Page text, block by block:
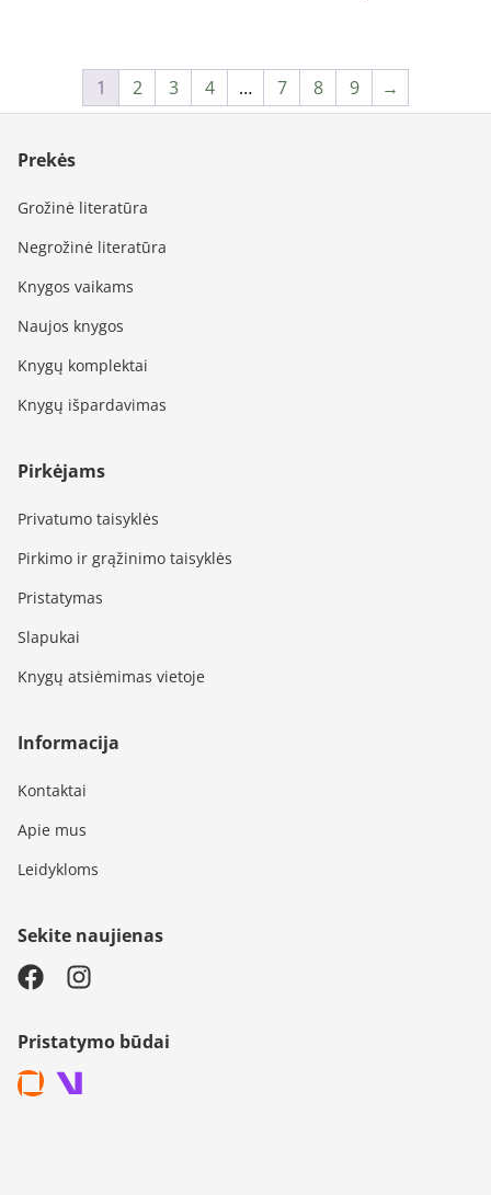
1 2 3 4 … 7 8 9 →
Prekės
Grožinė literatūra
Negrožinė literatūra
Knygos vaikams
Naujos knygos
Knygų komplektai
Knygų išpardavimas
Pirkėjams
Privatumo taisyklės
Pirkimo ir grąžinimo taisyklės
Pristatymas
Slapukai
Knygų atsiėmimas vietoje
Informacija
Kontaktai
Apie mus
Leidykloms
Sekite naujienas
Pristatymo būdai